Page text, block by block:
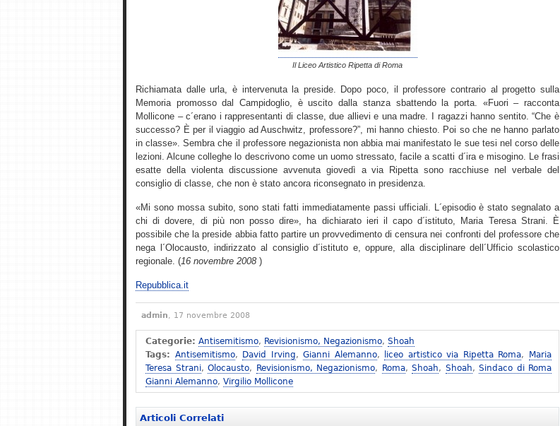
Il Liceo Artistico Ripetta di Roma
Richiamata dalle urla, è intervenuta la preside. Dopo poco, il professore contrario al progetto sulla
Memoria promosso dal Campidoglio, è uscito dalla stanza sbattendo la porta. «Fuori – racconta
Mollicone – c´erano i rappresentanti di classe, due allievi e una madre. I ragazzi hanno sentito. “Che è
successo? È per il viaggio ad Auschwitz, professore?”, mi hanno chiesto. Poi so che ne hanno parlato
in classe». Sembra che il professore negazionista non abbia mai manifestato le sue tesi nel corso delle
lezioni. Alcune colleghe lo descrivono come un uomo stressato, facile a scatti d´ira e misogino. Le frasi
esatte della violenta discussione avvenuta giovedì a via Ripetta sono racchiuse nel verbale del
consiglio di classe, che non è stato ancora riconsegnato in presidenza.
«Mi sono mossa subito, sono stati fatti immediatamente passi ufficiali. L´episodio è stato segnalato a
chi di dovere, di più non posso dire», ha dichiarato ieri il capo d´istituto, Maria Teresa Strani. È
possibile che la preside abbia fatto partire un provvedimento di censura nei confronti del professore che
nega l´Olocausto, indirizzato al consiglio d´istituto e, oppure, alla disciplinare dell´Ufficio scolastico
regionale. (16 novembre 2008 )
Repubblica.it
admin, 17 novembre 2008
Categorie: Antisemitismo, Revisionismo, Negazionismo, Shoah
Tags: Antisemitismo, David Irving,Gianni Alemanno, liceo artistico via Ripetta Roma,
Maria
Teresa Strani, Olocausto, Revisionismo, Negazionismo, Roma, Shoah, Shoah, Sindaco di Roma
Gianni Alemanno, Virgilio Mollicone
Articoli Correlati